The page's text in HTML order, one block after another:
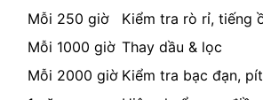
Mỗi 250 giờ
Kiểm tra rò rỉ, tiếng
Mỗi 1000 giờ Thay dầu & lọc
Mỗi 2000 giờ Kiểm tra bạc đạn,